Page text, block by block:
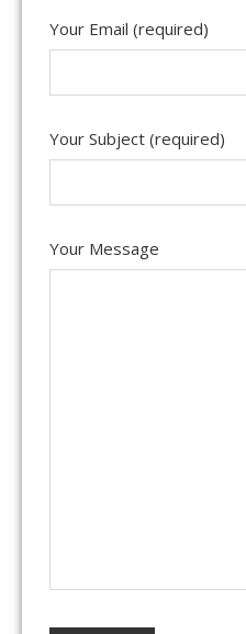
Your Email (required)
Your Subject (required)
Your Message